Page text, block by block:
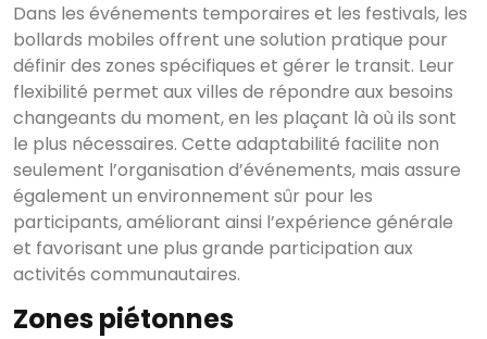
Dans les événements temporaires et les festivals, les
bollards mobiles offrent une solution pratique pour
définir des zones spécifiques et gérer le transit. Leur
flexibilité permet aux villes de répondre aux besoins
changeants du moment, en les plaçant là où ils sont
le plus nécessaires. Cette adaptabilité facilite non
seulement l’organisation d’événements, mais assure
également un environnement sûr pour les
participants, améliorant ainsi l’expérience générale
et favorisant une plus grande participation aux
activités communautaires.
Zones piétonnes